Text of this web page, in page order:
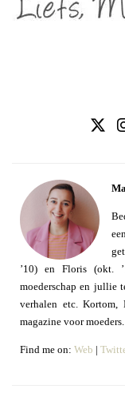
’10) en Floris (okt.
moederschap en jullie
verhalen etc. Kortom,
magazine voor moeders.
Find me on: Web |